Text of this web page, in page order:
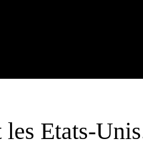
les Etats-